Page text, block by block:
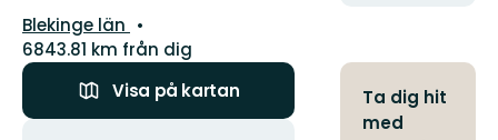
Län:
Blekinge län
6843.81 km från dig
Visa på kartan
Ta dig hit
med